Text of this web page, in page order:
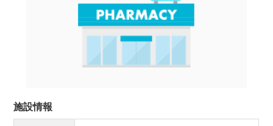
施設情報